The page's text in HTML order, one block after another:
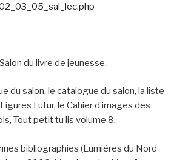
du livre de jeunesse.
du salon, le catalogue du salon, la liste
Futur, le Cahier d’images des
Tout petit tu lis volume 8,
bibliographies (Lumières du Nord